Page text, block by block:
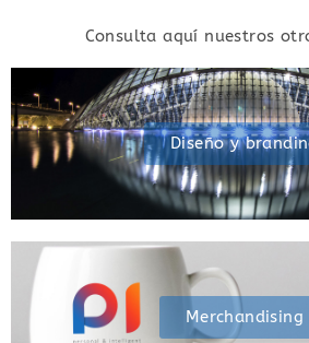
Consulta aquí nuestros
Diseño y
Merchandising